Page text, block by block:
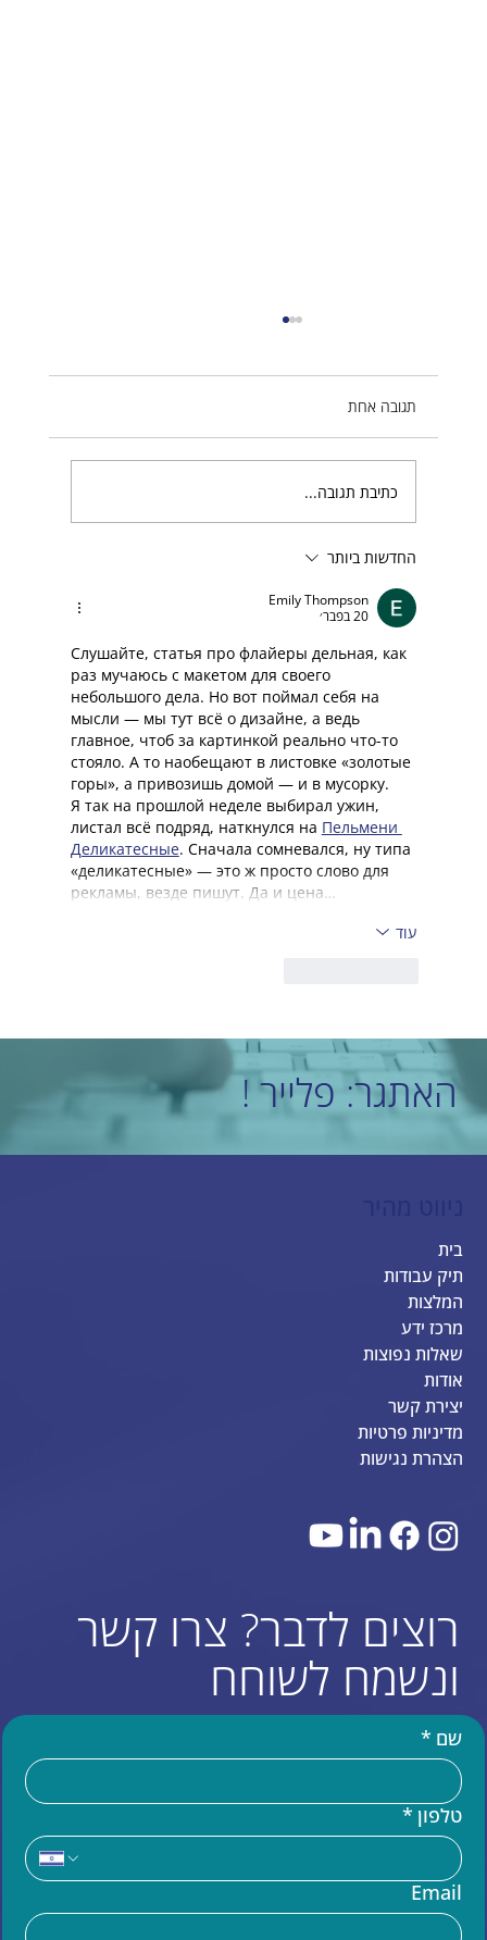
האתגר: פלייר !
תגובה אחת
כתיבת תגובה...
החדשות ביותר
Emily Thompson
20 בפבר׳
Слушайте, статья про флайеры дельная, как
раз мучаюсь с макетом для своего
небольшого дела. Но вот поймал себя на
мысли — мы тут всё о дизайне, а ведь
главное, чтоб за картинкой реально что-то
стояло. А то наобещают в листовке «золотые
горы», а привозишь домой — и в мусорку.
Я так на прошлой неделе выбирал ужин,
листал всё подряд, наткнулся на Пельмени
Деликатесные. Сначала сомневался, ну типа
«деликатесные» — это ж просто слово для
рекламы, везде пишут. Да и цена…
עוד
בית
תיק עבודות
המלצות
מרכז ידע
שאלות נפוצות
אודות
יצירת קשר
מדיניות פרטיות
הצהרת נגישות
עוד באתר
בניית אתר וויקס (WIX)
שם *
טלפון *
Email
רוצים לדבר? צרו קשר
ונשמח לשוחח